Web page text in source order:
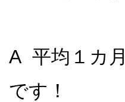
A 平均１カ
です！